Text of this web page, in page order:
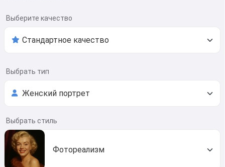
Выберите качество
Выбрать тип
Выбрать стиль
Фотореализм